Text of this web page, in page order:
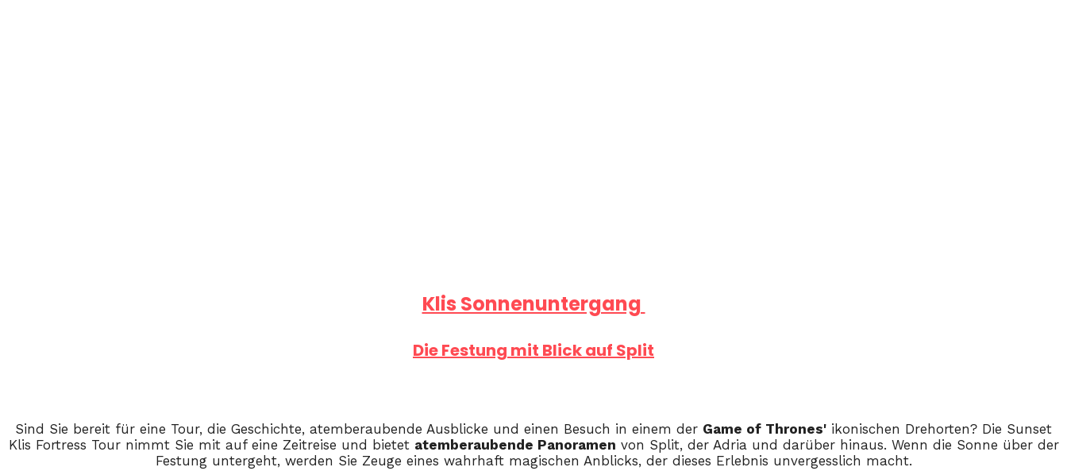
Klis Sonnenuntergang
Die Festung mit Blick auf Split
Sind Sie bereit für eine Tour, die Geschichte, atemberaubende Ausblicke und einen Besuch in einem der Game of Thrones' ikonischen Drehorten? Die Sunset
Klis Fortress Tour nimmt Sie mit auf eine Zeitreise und bietet atemberaubende Panoramen von Split, der Adria und darüber hinaus. Wenn die Sonne über der
Festung untergeht, werden Sie Zeuge eines wahrhaft magischen Anblicks, der dieses Erlebnis unvergesslich macht.